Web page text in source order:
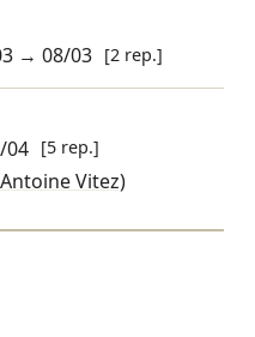
→08/03 [2 rep.]
04 [5 rep.]
Vitez)